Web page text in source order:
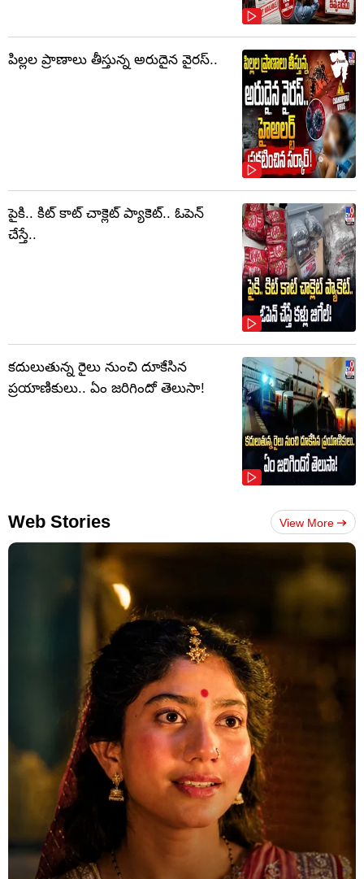
పిల్లల ప్రాణాలు తీస్తున్న అరుదైన వైరస్..
పైకి.. కిట్‌ కాట్‌ చాక్లెట్ ప్యాకెట్‌.. ఓపెన్‌
చేస్తే..
కదులుతున్న రైలు నుంచి దూకేసిన
ప్రయాణికులు.. ఏం జరిగిందో తెలుసా!
Web Stories View More